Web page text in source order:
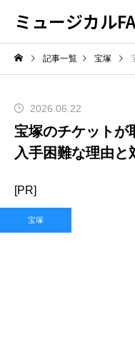
ミュージカル
記事一覧 宝塚
2026.06.22
宝塚のチケットが
入手困難な理由と
[PR]
宝塚